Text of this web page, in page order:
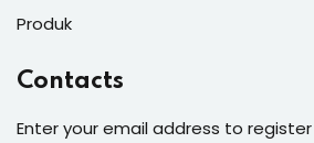
Produk
Contacts
Enter your email address to